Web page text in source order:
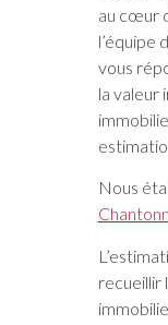
au cœur
l’équipe
vous
la valeur
Nous
recueillir